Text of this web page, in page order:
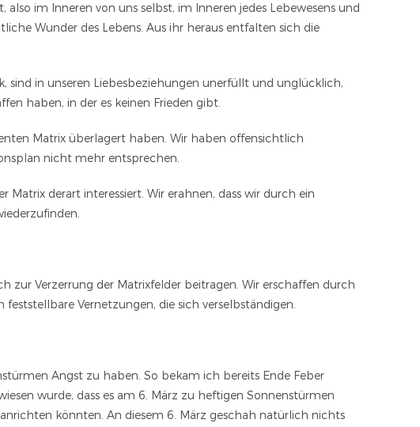
im Inneren von uns selbst, im Inneren jedes Lebewesens und
Wunder des Lebens. Aus ihr heraus entfalten sich die
sind in unseren Liebesbeziehungen unerfüllt und unglücklich,
haben, in der es keinen Frieden gibt.
Matrix überlagert haben. Wir haben offensichtlich
nicht mehr entsprechen.
Matrix derart interessiert. Wir erahnen, dass wir durch ein
zur Verzerrung der Matrixfelder beitragen. Wir erschaffen durch
Vernetzungen, die sich verselbständigen.
Angst zu haben. So bekam ich bereits Ende Feber
wurde, dass es am 6. März zu heftigen Sonnenstürmen
könnten. An diesem 6. März geschah natürlich nichts